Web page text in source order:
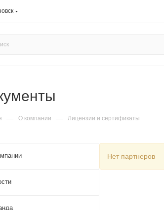
— О компании — Лицензии и сертификаты
Нет партнеров